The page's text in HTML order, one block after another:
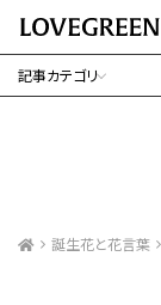
記事カテゴリ
誕生花と花言葉